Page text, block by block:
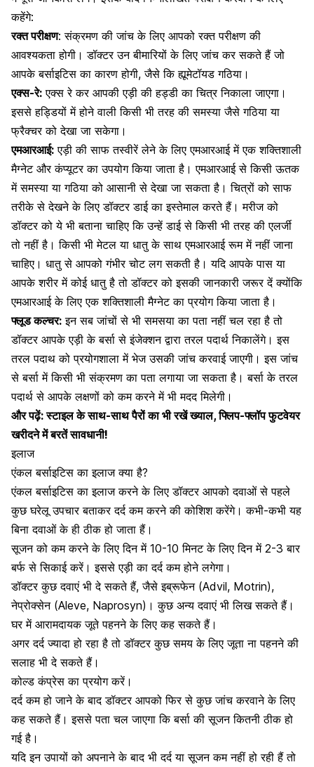
कहेंगे:
रक्त परीक्षण: संक्रमण की जांच के लिए आपकोरक्त परीक्षण की
आवश्यकता होगी। डॉक्टर उन बीमारियों के लिए जांच कर सकते हैं जो
आपके बर्साइटिस का कारण होगी, जैसे कि ह्यूमेटॉयड गठिया।
एक्स-रे: एक्स रे कर आपकी एड़ी की हड्डी का चित्र निकाला जाएगा।
इससेहड्डियों में होने वाली किसी भी तरह की समस्या जैसे गठिया या
फ्रैक्चरको देखा जा सकेगा।
एमआरआई: एड़ी की साफ तस्वीरें लेने के लिएएमआरआईमें एक शक्तिशाली
मैग्नेट और कंप्यूटर का उपयोग किया जाता है। एमआरआई से किसी ऊतक
में समस्या या गठिया को आसानी से देखा जा सकता है। चित्रों को साफ
तरीके से देखने के लिए डॉक्टर डाई का इस्तेमाल करते हैं। मरीज को
डॉक्टर को ये भी बताना चाहिए कि उन्हें डाई सेकिसी भी तरह की एलर्जी
तो नहीं है। किसी भी मेटल या धातु के साथ एमआरआई रूम में नहीं जाना
चाहिए। धातु से आपकोगंभीर चोटलग सकती है। यदि आपके पास या
आपके शरीर में कोई धातु है तो डॉक्टर को इसकी जानकारी जरूर दें क्योंकि
एमआरआई के लिए एक शक्तिशाली मैग्नेट का प्रयोग किया जाता है।
फ्लूड कल्चर: इन सब जांचों से भी समसया का पता नहीं चल रहा है तो
डॉक्टर आपके एड़ी के बर्सा से इंजेक्शन द्वारा तरल पदार्थ निकालेंगे। ​इस ​
तरल पदाथ को प्रयोगशाला में भेज उसकी जांच करवाई जाएगी। इस जांच
से बर्सा में किसी भी संक्रमण का पता लगाया जा सकता है। बर्सा के तरल
पदार्थ से आपके लक्षणों को कम करने में भी मदद मिलेगी।
और पढ़ें:स्टाइल के साथ-साथ पैरों का भी रखें ख्याल, फ्लिप-फ्लॉप फुटवेयर
खरीदने में बरतें सावधानी!
​इलाज
एंकल बर्साइटिस का ​इलाज क्या है?
एंकल बर्साइटिस का इलाज करने के लिए डॉक्टर आपको दवाओं से पहले
कुछ घरेलू उपचार बताकर दर्द कम करने की कोशिश करेंगे। कभी-कभी यह
बिना दवाओं के ही ​ठीक हो जाता हैं।
सूजन को कम करने के लिए दिन में 10-10 मिनट के लिए दिन में 2-3 बार
बर्फ से सिकाई करें। इससे एड़ी का दर्द कम होने लगेगा।
डॉक्टर कुछ दवाएं भी दे सकते हैं, जैसे इब्रूफेन (Advil, Motrin),
नेप्रोक्सेन(Aleve, Naprosyn)। कुछ अन्य दवाएं भी लिख सकते हैं।
घर में आरामदायक जूते पहनने के लिए कह सकते हैं।
अगर दर्द ज्यादा हो रहा है तो डॉक्टर कुछ समय के लिए जूता ना पहनने की
सलाह भी दे सकते हैं।
कोल्ड कंप्रेस का प्रयोग करें।
दर्द कम हो जाने के ​बाद डॉक्टर आपको फिर से कुछ जांच करवाने के लिए
कह सकते हैं। इससे पता चल जाएगा कि बर्सा की सूजन कितनी ​ठीक हो
गई है।
यदि इन उपायों को अपनाने के बाद भी दर्द या सूजन कम नहीं हो रही हैं तो